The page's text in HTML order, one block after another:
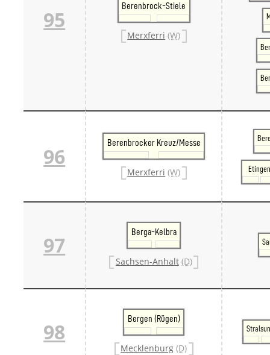
95
Berenbrock-Stiele
Merxferri (W)
96
Berenbrocker Kreuz/Messe
Merxferri (W) Etingen
97
Berga-Kelbra
Sachsen-Anhalt (D)
98
Bergen (Rügen)
Mecklenburg (D)